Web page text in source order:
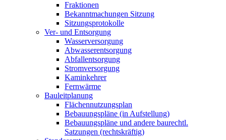
Fraktionen
Bekanntmachungen Sitzung
Sitzungsprotokolle
Ver- und Entsorgung
Wasserversorgung
Abwasserentsorgung
Abfallentsorgung
Stromversorgung
Kaminkehrer
Fernwärme
Bauleitplanung
Flächennutzungsplan
Bebauungspläne (in Aufstellung)
Bebauungspläne und andere baurechtl.
Satzungen (rechtskräftig)